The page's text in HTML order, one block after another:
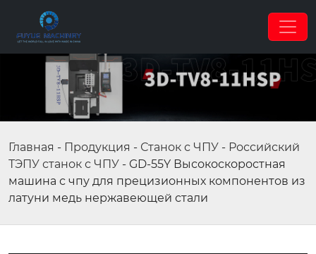
Главная - Продукция - Станок с ЧПУ - Российский
ТЭПУ станок с ЧПУ - GD-55Y Высокоскоростная
машина с чпу для прецизионных компонентов из
латуни медь нержавеющей стали